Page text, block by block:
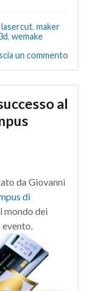
lasercut, maker
, wemake
un commento
al
da Giovanni
di
mondo dei